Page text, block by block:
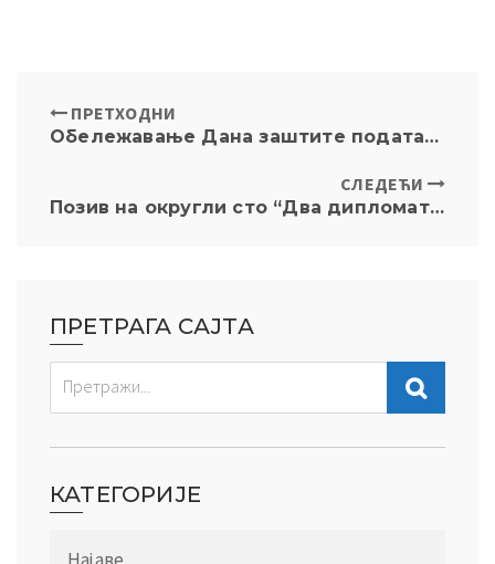
ПРЕТХОДНИ
Обележавање Дана заштите података о личности 2024
СЛЕДЕЋИ
Позив на округли сто “Два дипломатска џина: Кенан и Кисинџер и еволуција спољне политике САД”, 31.1.2024. године, Кнеза Милоша 4, у 18ч
ПРЕТРАГА САЈТА
КАТЕГОРИЈЕ
Најаве